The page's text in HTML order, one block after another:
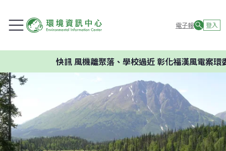
電子報 登入
風機離聚落、學校過近 彰化福漢風電案環委建議